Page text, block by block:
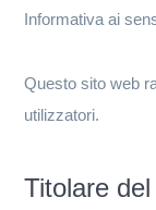
Informativa ai
Questo sito web
utilizzatori.
Titolare